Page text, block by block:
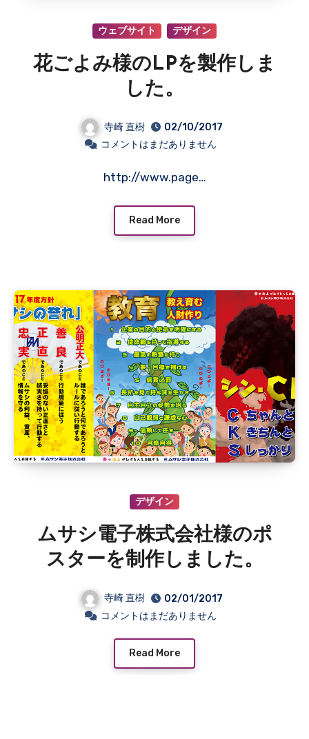
ウェブサイト デザイン
花ごよみ様のLPを製作しま
した。
寺崎 直樹
02/10/2017
コメントはまだありません
http://www.page…
Read More
デザイン
ムサシ電子株式会社様のポ
スターを制作しました。
寺崎 直樹
02/01/2017
コメントはまだありません
Read More